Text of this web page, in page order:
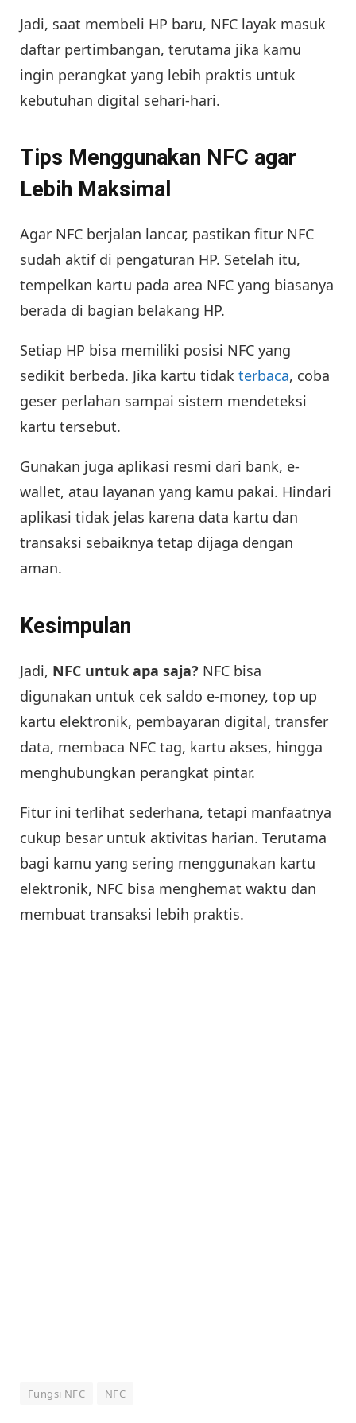
Jadi, saat membeli HP baru, NFC layak masuk
daftar pertimbangan, terutama jika kamu
ingin perangkat yang lebih praktis untuk
kebutuhan digital sehari-hari.
Tips Menggunakan NFC agar
Lebih Maksimal
Agar NFC berjalan lancar, pastikan fitur NFC
sudah aktif di pengaturan HP. Setelah itu,
tempelkan kartu pada area NFC yang biasanya
berada di bagian belakang HP.
Setiap HP bisa memiliki posisi NFC yang
sedikit berbeda. Jika kartu tidak terbaca, coba
geser perlahan sampai sistem mendeteksi
kartu tersebut.
Gunakan juga aplikasi resmi dari bank, e-
wallet, atau layanan yang kamu pakai. Hindari
aplikasi tidak jelas karena data kartu dan
transaksi sebaiknya tetap dijaga dengan
aman.
Kesimpulan
Jadi, NFC untuk apa saja? NFC bisa
digunakan untuk cek saldo e-money, top up
kartu elektronik, pembayaran digital, transfer
data, membaca NFC tag, kartu akses, hingga
menghubungkan perangkat pintar.
Fitur ini terlihat sederhana, tetapi manfaatnya
cukup besar untuk aktivitas harian. Terutama
bagi kamu yang sering menggunakan kartu
elektronik, NFC bisa menghemat waktu dan
membuat transaksi lebih praktis.
Fungsi NFC NFC